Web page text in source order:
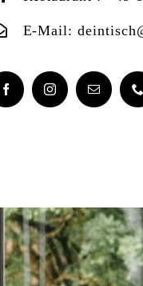
E-Mail: